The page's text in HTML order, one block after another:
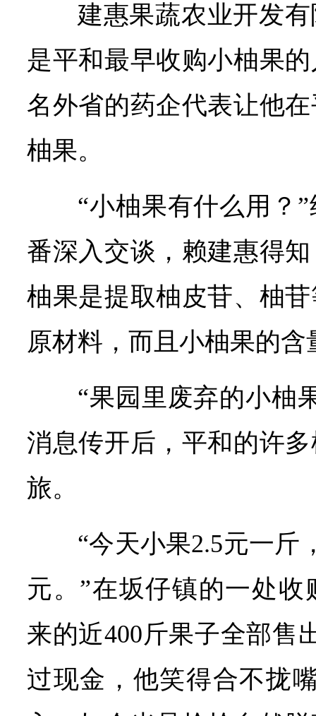
建惠果蔬农业开发
是平和最早收购小柚果
名外省的药企代表让他
柚果。
“小柚果有什么用？
番深入交谈，赖建惠得
柚果是提取柚皮苷、柚
原材料，而且小柚果的
“果园里废弃的小柚
消息传开后，平和的许
旅。
“今天小果2.5元一斤
元。”在坂仔镇的一处
来的近400斤果子全部售
过现金，他笑得合不拢